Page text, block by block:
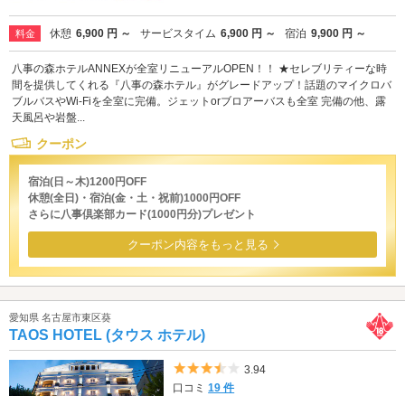
料金 休憩 6,900 円 ～ サービスタイム 6,900 円 ～ 宿泊 9,900 円 ～
八事の森ホテルANNEXが全室リニューアルOPEN！！ ★セレブリティーな時
間を提供してくれる『八事の森ホテル』がグレードアップ！話題のマイクロバ
ブルバスやWi-Fiを全室に完備。ジェットorブロアーバスも全室 完備の他、露
天風呂や岩盤...
クーポン
宿泊(日～木)1200円OFF
休憩(全日)・宿泊(金・土・祝前)1000円OFF
さらに八事倶楽部カード(1000円分)プレゼント
クーポン内容をもっと見る
愛知県 名古屋市東区葵
TAOS HOTEL (タウス ホテル)
5つ星のうち3.5
3.94
口コミ19 件